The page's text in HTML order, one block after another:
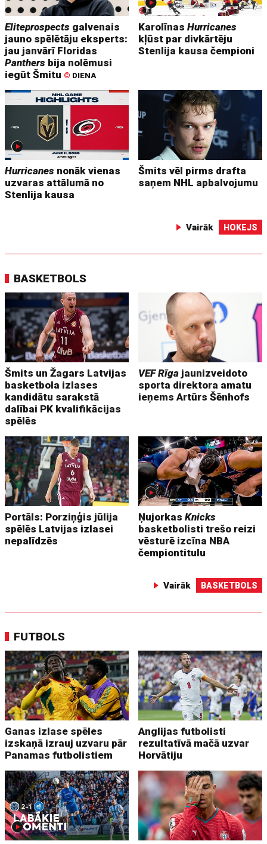
Eliteprospects galvenais
jauno spēlētāju eksperts:
jau janvārī Floridas
Panthers bija nolēmusi
iegūt Šmitu © DIENA
KarolīnasHurricanes
kļūst par divkārtēju
Stenlija kausa čempioni
Hurricanes nonāk vienas
uzvaras attālumā no
Stenlija kausa
Šmits vēl pirms drafta
saņem NHL apbalvojumu
Vairāk HOKEJS
BASKETBOLS
Šmits un Žagars Latvijas
basketbola izlases
kandidātu sarakstā
dalībai PK kvalifikācijas
spēlēs
VEF Rīga jaunizveidoto
sporta direktora amatu
ieņems Artūrs Šēnhofs
Portāls: Porziņģis jūlija
spēlēs Latvijas izlasei
nepalīdzēs
ŅujorkasKnicks
basketbolisti trešo reizi
vēsturē izcīna NBA
čempiontitulu
Vairāk BASKETBOLS
FUTBOLS
Ganas izlase spēles
izskaņā izrauj uzvaru pār
Panamas futbolistiem
Anglijas futbolisti
rezultatīvā mačā uzvar
Horvātiju